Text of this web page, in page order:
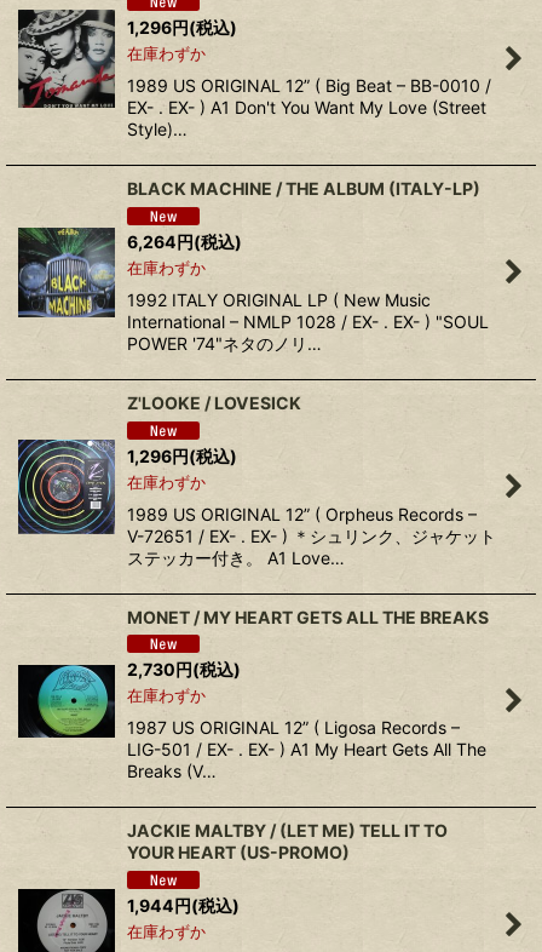
1,296円(税込)
在庫わずか
1989 US ORIGINAL 12” ( Big Beat – BB-0010 /
EX- . EX- ) A1 Don't You Want My Love (Street
Style)…
BLACK MACHINE / THE ALBUM (ITALY-LP)
6,264円(税込)
在庫わずか
1992 ITALY ORIGINAL LP ( New Music
International – NMLP 1028 / EX- . EX- ) "SOUL
POWER '74"ネタのノリ…
Z'LOOKE / LOVESICK
1,296円(税込)
在庫わずか
1989 US ORIGINAL 12” ( Orpheus Records –
V-72651 / EX- . EX- ) ＊シュリンク、ジャケット
ステッカー付き。 A1 Love…
MONET / MY HEART GETS ALL THE BREAKS
2,730円(税込)
在庫わずか
1987 US ORIGINAL 12” ( Ligosa Records –
LIG-501 / EX- . EX- ) A1 My Heart Gets All The
Breaks (V…
JACKIE MALTBY / (LET ME) TELL IT TO
YOUR HEART (US-PROMO)
1,944円(税込)
在庫わずか